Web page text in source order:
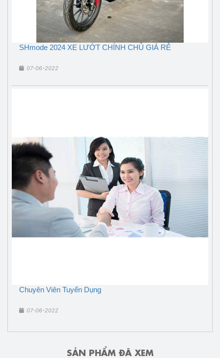
SHmode 2024 XE LƯỚT CHÍNH CHỦ GIÁ RẺ
07-06-2022
Chuyên Viên Tuyển Dụng
07-06-2022
SẢN PHẨM ĐÃ XEM